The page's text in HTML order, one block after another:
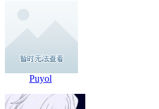
Puyol